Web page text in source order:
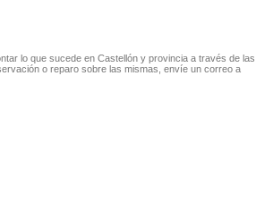
lo que sucede en Castellón y provincia a través de las
o reparo sobre las mismas, envíe un correo a